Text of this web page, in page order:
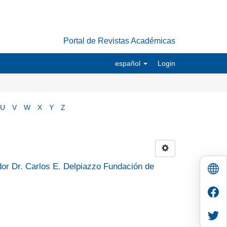
Portal de Revistas Académicas
español Login
U V W X Y Z
Dr. Carlos E. Delpiazzo Fundación de